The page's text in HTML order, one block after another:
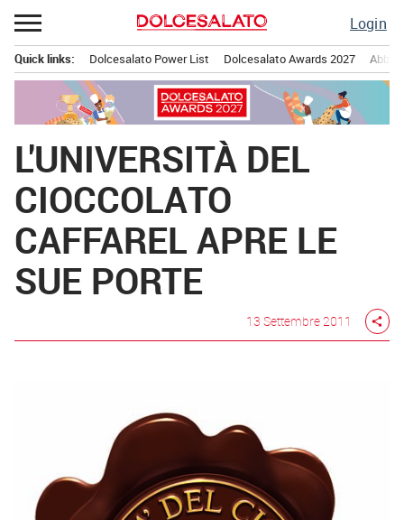
Passa
al
contenuto
Login
principale
Quick links: Dolcesalato Power List Dolcesalato Awards 2027
L'UNIVERSITÀ DEL
CIOCCOLATO
CAFFAREL APRE LE
SUE PORTE
13 Settembre 2011 share